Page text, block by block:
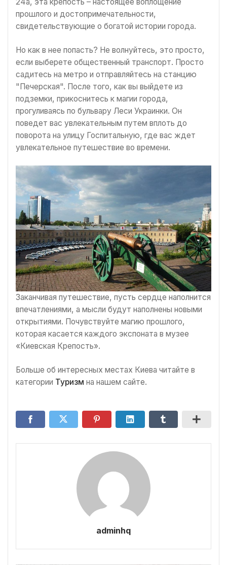
прошлого и достопримечательности,
свидетельствующие о богатой истории города.
Но как в нее попасть? Не волнуйтесь, это просто,
если выберете общественный транспорт. Просто
садитесь на метро и отправляйтесь на станцию
"Печерская". После того, как вы выйдете из
подземки, прикоснитесь к магии города,
прогуливаясь по бульвару Леси Украинки. Он
поведет вас увлекательным путем вплоть до
поворота на улицу Госпитальную, где вас ждет
увлекательное путешествие во времени.
Заканчивая путешествие, пусть сердце наполнится
впечатлениями, а мысли будут наполнены новыми
открытиями. Почувствуйте магию прошлого,
которая касается каждого экспоната в музее
«Киевская Крепость».
Больше об интересных местах Киева читайте в
категории Туризм на нашем сайте.
adminhq